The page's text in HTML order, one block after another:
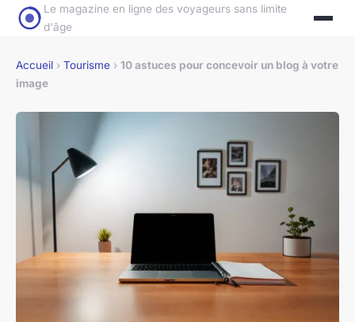
Le magazine en ligne des voyageurs sans limite
d'âge
Accueil › Tourisme › 10 astuces pour concevoir un blog à votre
image